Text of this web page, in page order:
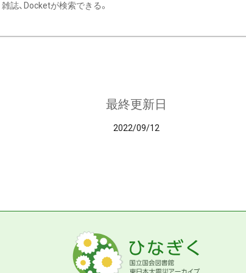
雑誌、Docketが検索できる。
最終更新日
2022/09/12